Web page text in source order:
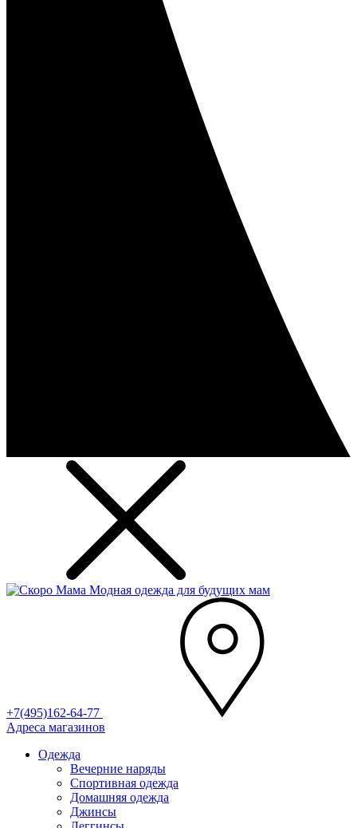
Модная одежда для будущих мам
+7(495)162-64-77
Адреса магазинов
Одежда
Вечерние наряды
Спортивная одежда
Домашняя одежда
Джинсы